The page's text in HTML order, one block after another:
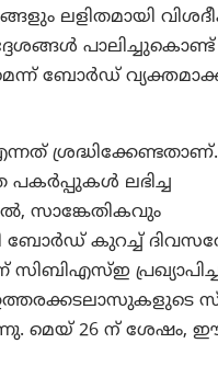
ലളിതമായി
പാലിച്ചുകൊണ്ട്
ബോർഡ്
ശ്രദ്ധിക്കേണ്ടതാണ്.
ലഭിച്ച
സാങ്കേതികവും
ബോർഡ് കുറച്ച്
സിബിഎസ്ഇ
ഉത്തരക്കടലാസുകളുടെ
മെയ് 26 ന് ശേഷം,